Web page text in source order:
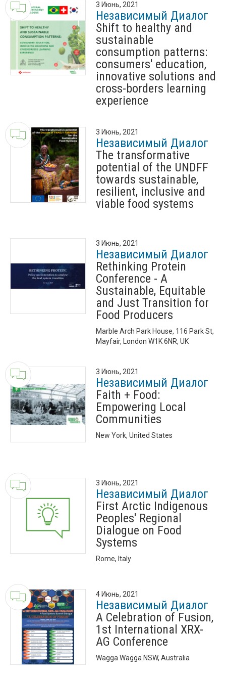
3 Июнь, 2021
Независимый Диалог
Shift to healthy and
sustainable
consumption patterns:
consumers' education,
innovative solutions and
cross-borders learning
experience
3 Июнь, 2021
Независимый Диалог
The transformative
potential of the UNDFF
towards sustainable,
resilient, inclusive and
viable food systems
3 Июнь, 2021
Независимый Диалог
Rethinking Protein
Conference - A
Sustainable, Equitable
and Just Transition for
Food Producers
Marble Arch Park House, 116 Park St,
Mayfair, London W1K 6NR, UK
3 Июнь, 2021
Независимый Диалог
Faith + Food:
Empowering Local
Communities
New York, United States
3 Июнь, 2021
Независимый Диалог
First Arctic Indigenous
Peoples' Regional
Dialogue on Food
Systems
Rome, Italy
4 Июнь, 2021
Независимый Диалог
A Celebration of Fusion,
1st International XRX-
AG Conference
Wagga Wagga NSW, Australia